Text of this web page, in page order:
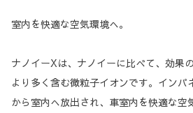
室内を快適な空気環境へ。
ナノイーXは、ナノイーに比べて、効果
より多く含む微粒子イオンです。インパ
から室内へ放出され、車室内を快適な空